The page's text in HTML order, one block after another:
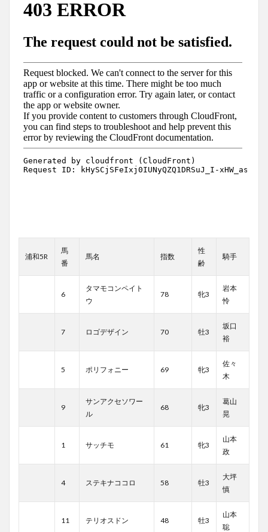
浦和5R
馬
番
馬名 指数
性
齢
騎手
6
タマモコンペイト
ウ
78 牝3
岩本
怜
7 ロゴデザイン 70 牡3
坂口
裕
5 ポリフォニー 69 牝3
佐々
木
9
サンアクセソワー
ル
68 牝3
葛山
晃
1 サッチモ 61 牝3
山本
政
4 ステキナココロ 58 牡3
大坪
慎
11 テリオスドン 48 牡3
山本
聡